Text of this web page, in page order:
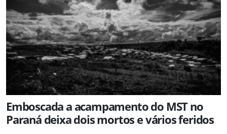
Emboscada a acampamento do MST no
Paraná deixa dois mortos e vários feridos